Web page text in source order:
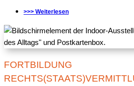
>>> Weiterlesen
FORTBILDUNG